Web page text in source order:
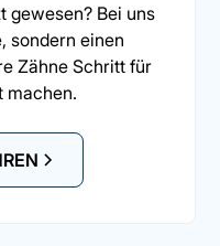
gewesen? Bei uns
sondern einen
Zähne Schritt für
machen.